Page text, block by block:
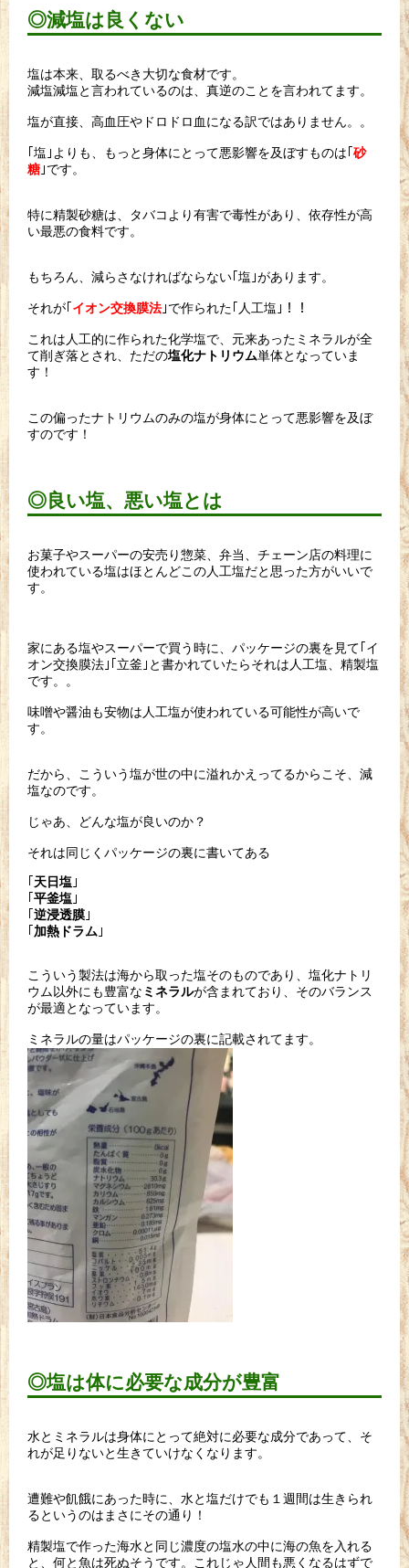
◎減塩は良くない
塩は本来、取るべき大切な食材です。
減塩減塩と言われているのは、真逆のことを言われてます。
塩が直接、高血圧やドロドロ血になる訳ではありません。。
｢塩｣よりも、もっと身体にとって悪影響を及ぼすものは｢ 砂
糖 ｣です。
特に精製砂糖は、タバコより有害で毒性があり、 依存性が高
い最悪の食料です。
もちろん、減らさなければならない｢塩｣があります。
それが｢ イオン交換膜法 ｣で作られた｢人工塩｣！！
これは人工的に作られた化学塩で、 元来あったミネラルが全
て削ぎ落とされ、 ただの塩化ナトリウム単体となっていま
す！
この偏ったナトリウムのみの塩が身体にとって悪影響を及ぼ
すのです！
◎良い塩、悪い塩とは
お菓子やスーパーの安売り惣菜、弁当、 チェーン店の料理に
使われている塩はほとんどこの人工塩だと思った方がいいで
す。
家にある塩やスーパーで買う時に、パッケージの裏を見て｢ イ
オン交換膜法｣｢立釜｣と書かれていたらそれは人工塩、 精製塩
です。。
味噌や醤油も安物は人工塩が使われている可能性が高いで
す。
だから、こういう塩が世の中に溢れかえってるからこそ、 減
塩なのです。
じゃあ、どんな塩が良いのか？
それは同じくパッケージの裏に書いてある
天日塩 ｣
平釜塩 ｣
逆浸透膜 ｣
加熱ドラム ｣
こういう製法は海から取った塩そのものであり、 塩化ナトリ
ウム以外にも豊富な ミネラルが含まれており、 そのバランス
が最適となっています。
ミネラルの量はパッケージの裏に記載されてます。
◎塩は体に必要な成分が豊富
水とミネラルは身体にとって絶対に必要な成分であって、 そ
れが足りないと生きていけなくなります。
遭難や飢餓にあった時に、 水と塩だけでも１週間は生きられ
るというのはまさにその通り！
精製塩で作った海水と同じ濃度の塩水の中に海の魚を入れる
と、 何と魚は死ぬそうです。これじゃ人間も悪くなるはずで